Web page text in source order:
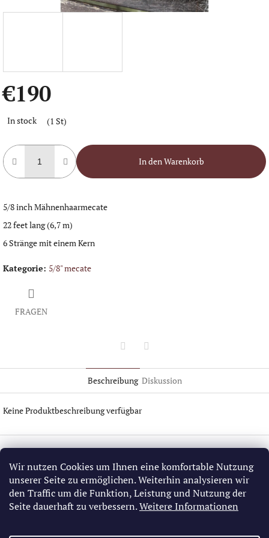
Wir nutzen Cookies um Ihnen eine komfortable Nutzung
unserer Seite zu ermöglichen. Weiterhin analysieren wir
den Traffic um die Funktion, Leistung und Nutzung der
Seite dauerhaft zu verbessern.Weitere Informationen
€190
In stock (1 St)
In den Warenkorb
5/8 inch Mähnenhaarmecate
22 feet lang (6,7 m)
6 Stränge mit einem Kern
Kategorie: 5/8" mecate
FRAGEN
Beschreibung Diskussion
Keine Produktbeschreibung verfügbar
F
u
Information
Allgemeine Geschäftsbedingungen
GDPR